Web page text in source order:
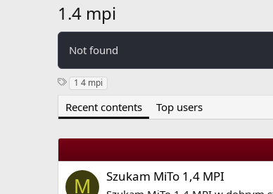
1.4 mpi
Not found
S
y
n
o
s
1 4 mpi
Recent contents Top users
M Szukam MiTo 1,4 MPI